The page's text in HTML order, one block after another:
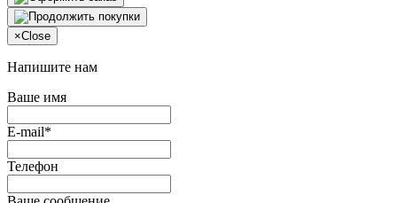
×Close
Напишите нам
Ваше имя
E-mail*
Телефон